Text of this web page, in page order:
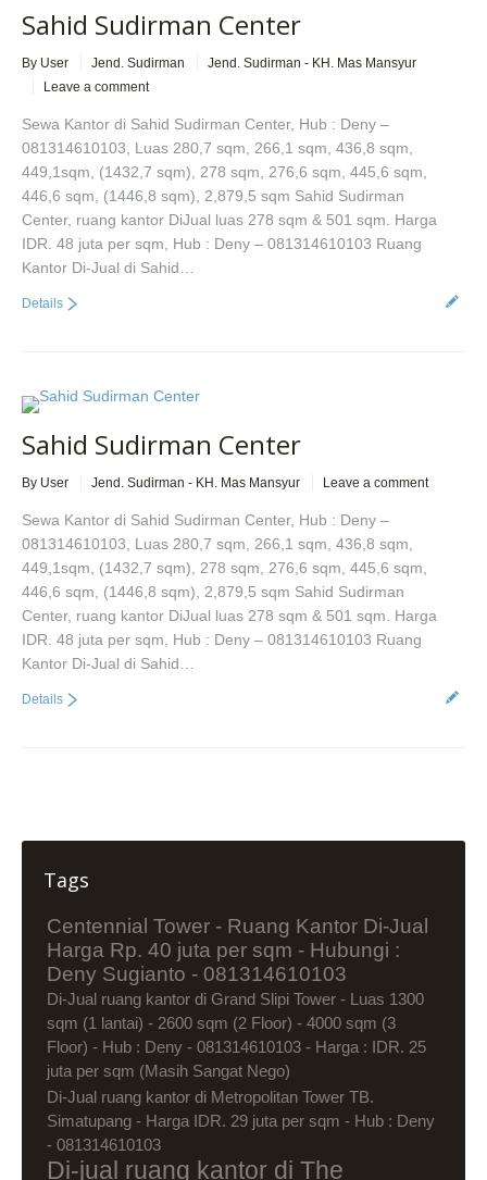
Sahid Sudirman Center
By User Jend. Sudirman
Jend. Sudirman - KH. Mas Mansyur
Leave a comment
Sewa Kantor di Sahid Sudirman Center, Hub : Deny –
081314610103, Luas 280,7 sqm, 266,1 sqm, 436,8 sqm,
449,1sqm, (1432,7 sqm), 278 sqm, 276,6 sqm, 445,6 sqm,
446,6 sqm, (1446,8 sqm), 2,879,5 sqm Sahid Sudirman
Center, ruang kantor DiJual luas 278 sqm & 501 sqm. Harga
IDR. 48 juta per sqm, Hub : Deny – 081314610103 Ruang
Kantor Di-Jual di Sahid…
Details
Sahid Sudirman Center
By User Jend. Sudirman - KH. Mas Mansyur Leave a comment
Sewa Kantor di Sahid Sudirman Center, Hub : Deny –
081314610103, Luas 280,7 sqm, 266,1 sqm, 436,8 sqm,
449,1sqm, (1432,7 sqm), 278 sqm, 276,6 sqm, 445,6 sqm,
446,6 sqm, (1446,8 sqm), 2,879,5 sqm Sahid Sudirman
Center, ruang kantor DiJual luas 278 sqm & 501 sqm. Harga
IDR. 48 juta per sqm, Hub : Deny – 081314610103 Ruang
Kantor Di-Jual di Sahid…
Details
Tags
Centennial Tower - Ruang Kantor Di-Jual
Harga Rp. 40 juta per sqm - Hubungi :
Deny Sugianto - 081314610103
Di-Jual ruang kantor di Grand Slipi Tower - Luas 1300
sqm (1 lantai) - 2600 sqm (2 Floor) - 4000 sqm (3
Floor) - Hub : Deny - 081314610103 - Harga : IDR. 25
juta per sqm (Masih Sangat Nego)
Di-Jual ruang kantor di Metropolitan Tower TB.
Simatupang - Harga IDR. 29 juta per sqm - Hub : Deny
- 081314610103
Di-jual ruang kantor di The